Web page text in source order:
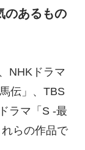
のあるもの
NHKドラマ
伝」、TBS
ラマ「S -最
らの作品で